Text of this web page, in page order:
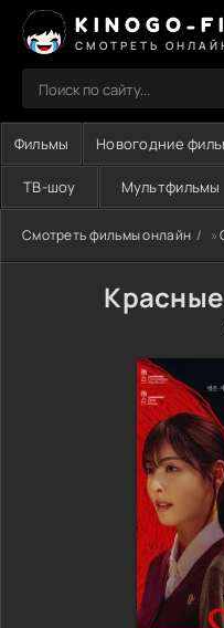
KINOGO-
СМОТРЕТЬ
Фильмы Новогодние
ТВ-шоу Мультфильмы
Смотреть фильмы онлайн »